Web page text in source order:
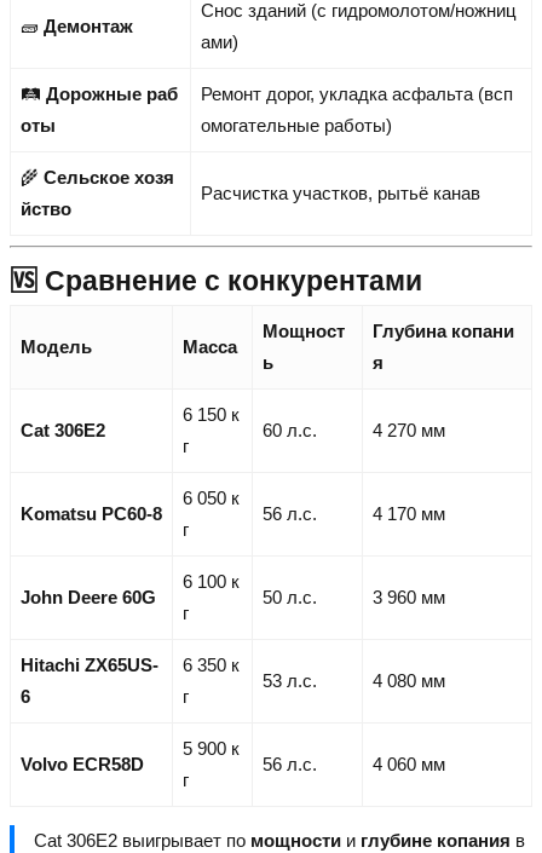
🧱 Демонтаж
Снос зданий (с гидромолотом/ножниц
ами)
🛤️ Дорожные раб
оты
Ремонт дорог, укладка асфальта (всп
омогательные работы)
🌾 Сельское хозя
йство
Расчистка участков, рытьё канав
🆚 Сравнение с конкурентами
Модель Масса
Мощност
ь
Глубина копани
я
Cat 306E2
6 150 к
г
60 л.с. 4 270 мм
Komatsu PC60-8
6 050 к
г
56 л.с. 4 170 мм
John Deere 60G
6 100 к
г
50 л.с. 3 960 мм
Hitachi ZX65US-
6
6 350 к
г
53 л.с. 4 080 мм
Volvo ECR58D
5 900 к
г
56 л.с. 4 060 мм
Cat 306E2 выигрывает по мощности и глубине копания в